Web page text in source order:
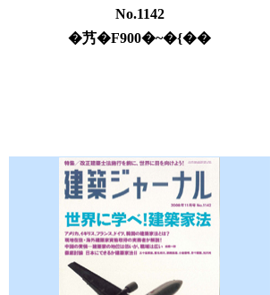
No.1142
�艿�F900�~�{��